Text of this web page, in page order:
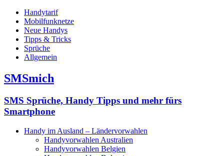
Handytarif
Mobilfunknetze
Neue Handys
Tipps & Tricks
Sprüche
Allgemein
SMSmich
SMS Sprüche, Handy Tipps und mehr fürs
Smartphone
Handy im Ausland – Ländervorwahlen
Handyvorwahlen Australien
Handyvorwahlen Belgien